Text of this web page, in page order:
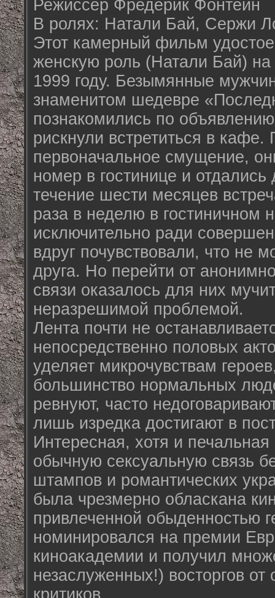
Режиссер Фредерик Фонтейн
В ролях: Натали Бай, Сержи
Этот камерный фильм
женскую роль (Натали Бай)
1999 году. Безымянные
знаменитом шедевре
познакомились по
рискнули встретиться в кафе.
первоначальное смущение,
номер в гостинице и отдались
течение шести месяцев
раза в неделю в гостиничном
исключительно ради
вдруг почувствовали, что не
друга. Но перейти от
связи оказалось для них
неразрешимой проблемой.
Лента почти не
непосредственно половых
уделяет микрочувствам
большинство нормальных
ревнуют, часто
лишь изредка достигают в
Интересная, хотя и печальная
обычную сексуальную связь
штампов и романтических
была чрезмерно обласкана
привлеченной обыденностью
номинировался на премии
киноакадемии и получил
незаслуженных!) восторгов
критиков.